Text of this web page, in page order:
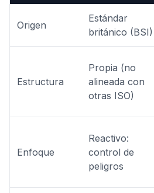
Origen
Estándar
británico (BSI)
Estructura
Propia (no
alineada con
otras ISO)
Enfoque
Reactivo:
control de
peligros